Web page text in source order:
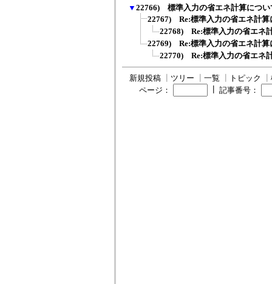
▼ 22766) 標準入力の省エネ計算につい
22767) Re:標準入力の省エネ計算
22768) Re:標準入力の省エネ
22769) Re:標準入力の省エネ計算
22770) Re:標準入力の省エネ
新規投稿 ツリー 一覧 トピック
ページ：
記事番号：